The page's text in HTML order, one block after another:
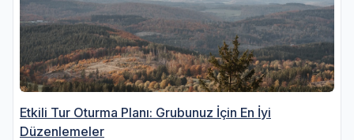
Etkili Tur Oturma Planı: Grubunuz İçin En İyi
Düzenlemeler